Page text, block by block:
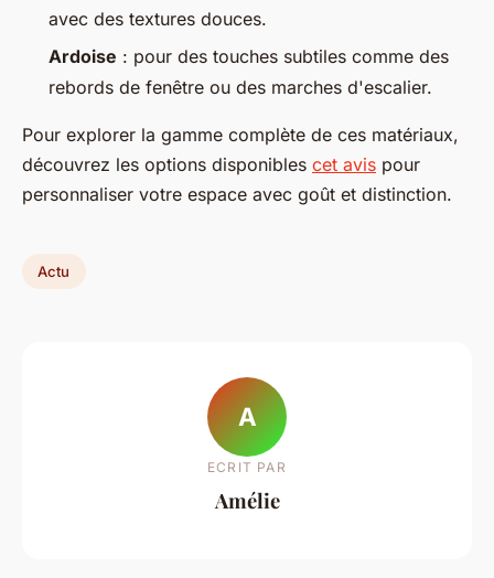
avec des textures douces.
Ardoise : pour des touches subtiles comme des
rebords de fenêtre ou des marches d'escalier.
Pour explorer la gamme complète de ces matériaux,
découvrez les options disponibles cet avis pour
personnaliser votre espace avec goût et distinction.
Actu
A
ECRIT PAR
Amélie